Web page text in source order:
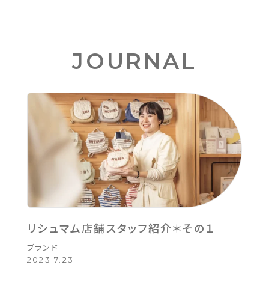
JOURNAL
リシュマム店舗スタッフ紹介＊その１
ブランド
2023.7.23